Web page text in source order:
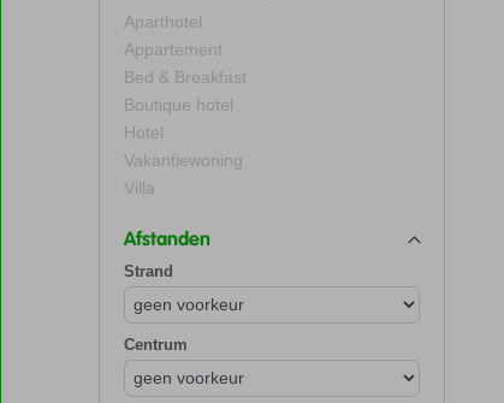
Aparthotel
Appartement
Bed & Breakfast
Boutique hotel
Hotel
Vakantiewoning
Villa
Afstanden
Strand
Centrum